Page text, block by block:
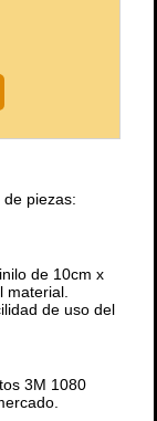
piezas:
de 10cm x
material.
de uso del
3M 1080